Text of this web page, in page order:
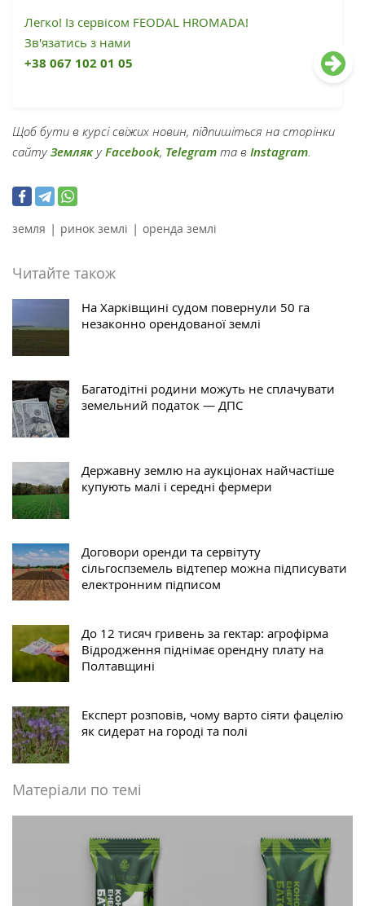
Легко! Із сервісом FEODAL HROMADA!
Зв'язатись з нами
+38 067 102 01 05
Щоб бути в курсі свіжих новин, підпишіться на сторінки
сайтуЗемлякуFacebook, Telegram та в Instagram.
земля | ринок землі | оренда землі
Читайте також
На Харківщині судом повернули 50 га
незаконно орендованої землі
Багатодітні родини можуть не сплачувати
земельний податок — ДПС
Державну землю на аукціонах найчастіше
купують малі і середні фермери
Договори оренди та сервітуту
сільгоспземель відтепер можна підписувати
електронним підписом
До 12 тисяч гривень за гектар: агрофірма
Відродження піднімає орендну плату на
Полтавщині
Експерт розповів, чому варто сіяти фацелію
як сидерат на городі та полі
Матеріали по темі